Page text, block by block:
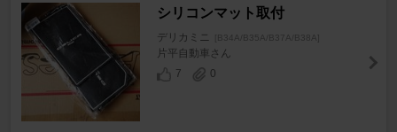
シリコンマット取付
デリカミニ [B34A/B35A/B37A/B38A]
片平自動車さん
7
0